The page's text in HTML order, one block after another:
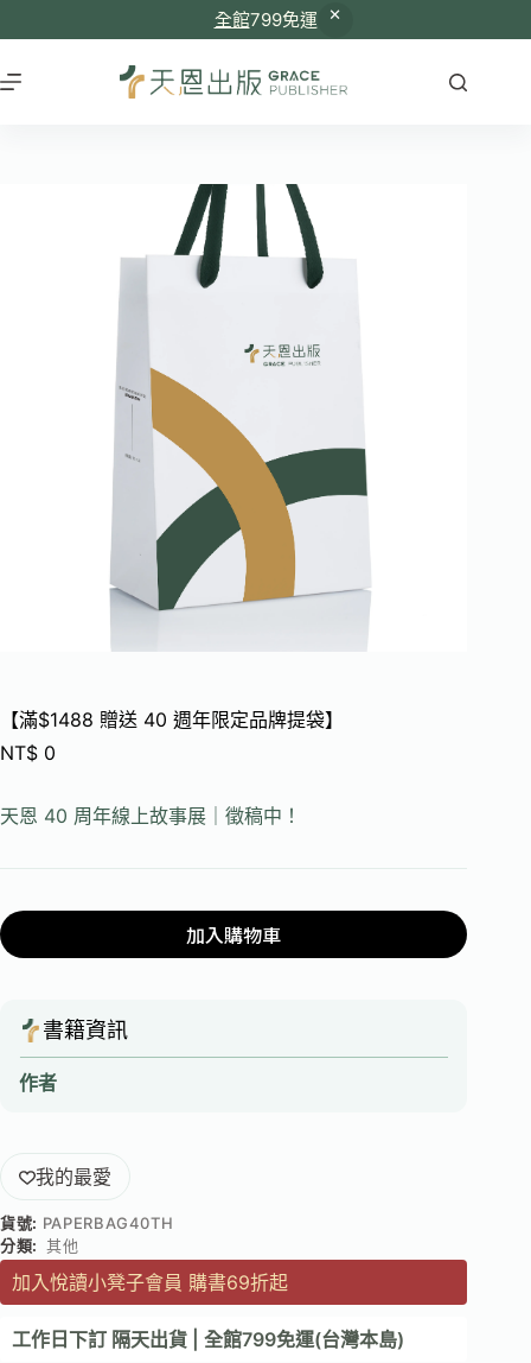
全館799免運
【滿$1488 贈送 40 週年限定品牌提袋】
NT$ 0
天恩 40 周年線上故事展｜徵稿中！
加入購物車
書籍資訊
作者
我的最愛
貨號: PAPERBAG40TH
分類: 其他
加入悅讀小凳子會員 購書69折起
工作日下訂 隔天出貨 | 全館799免運(台灣本島)